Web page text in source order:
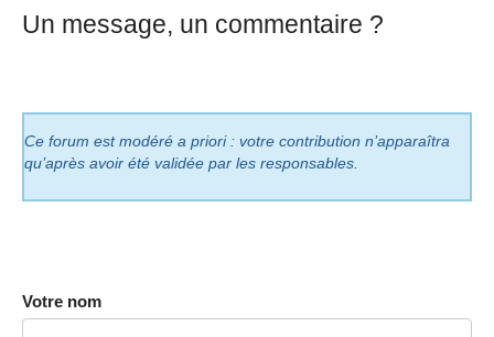
Un message, un commentaire ?
Ce forum est modéré a priori : votre contribution n’apparaîtra
qu’après avoir été validée par les responsables.
Votre nom